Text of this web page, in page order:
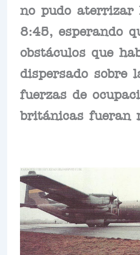
no pudo aterrizar
8:45, esperando
obstáculos que
dispersado sobre
fuerzas de
británicas fueran